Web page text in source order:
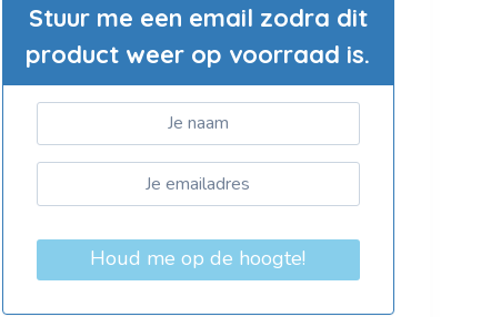
Stuur me een email zodra dit
product weer op voorraad is.
Houd me op de hoogte!